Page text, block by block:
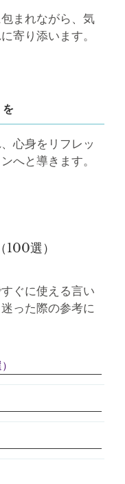
まれながら、気
寄り添います。
心身をリフレッ
へと導きます。
選）
ぐに使える言い
った際の参考に